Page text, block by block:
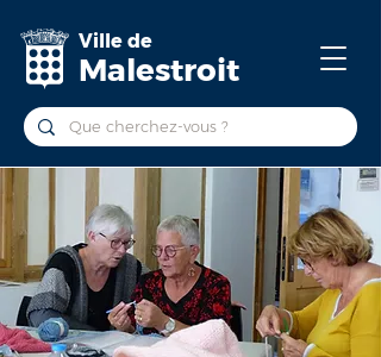
Ville de
Malestroit